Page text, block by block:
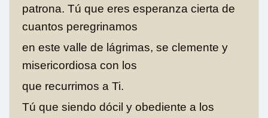
patrona. Tú que eres esperanza cierta de
cuantos peregrinamos
en este valle de lágrimas, se clemente y
misericordiosa con los
que recurrimos a Ti.
Tú que siendo dócil y obediente a los